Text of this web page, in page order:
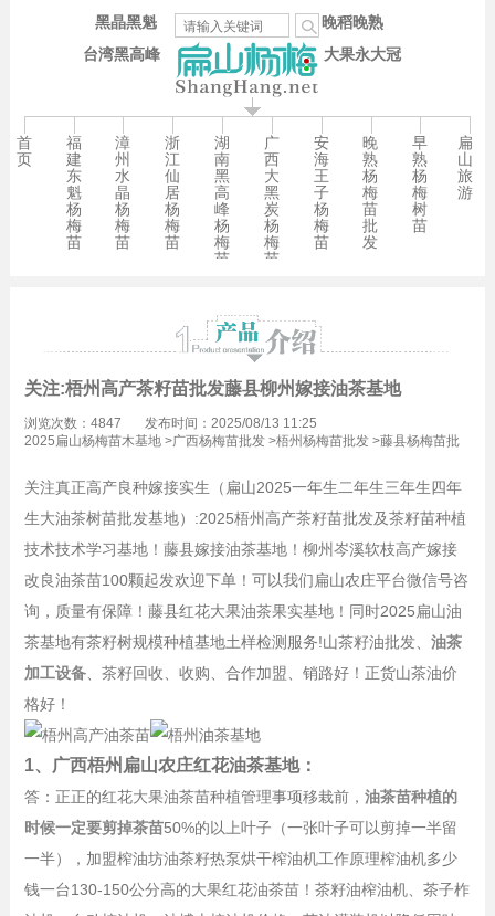
台湾黑高峰
晚稻晚熟
大果永大冠
黑晶黑魁
首
页
福
建
东
魁
杨
梅
苗
漳
州
水
晶
杨
梅
苗
浙
江
仙
居
杨
梅
苗
湖
南
黑
高
峰
杨
梅
苗
广
西
大
黑
炭
杨
梅
苗
安
海
王
子
杨
梅
苗
晚
熟
杨
梅
苗
批
发
早
熟
杨
梅
树
苗
扁
山
旅
游
关注:梧州高产茶籽苗批发藤县柳州嫁接油茶基地
浏览次数：4847
发布时间：2025/08/13 11:25
2025扁山杨梅苗木基地>广西杨梅苗批发>梧州杨梅苗批发>藤县杨梅苗批
关注真正高产良种嫁接实生（扁山2025一年生二年生三年生四年
生大油茶树苗批发基地）:2025梧州高产茶籽苗批发及茶籽苗种植
技术技术学习基地！藤县嫁接油茶基地！柳州岑溪软枝高产嫁接
改良油茶苗100颗起发欢迎下单！可以我们扁山农庄平台微信号咨
询，质量有保障！藤县红花大果油茶果实基地！同时2025扁山油
茶基地有茶籽树规模种植基地土样检测服务!山茶籽油批发、 油茶
加工设备、茶籽回收、收购、合作加盟、销路好！正货山茶油价
格好！
1、广西梧州扁山农庄红花油茶基地：
答：正正的红花大果油茶苗种植管理事项移栽前， 油茶苗种植的
时候一定要剪掉茶苗50%的以上叶子（一张叶子可以剪掉一半留
一半），加盟榨油坊油茶籽热泵烘干榨油机工作原理榨油机多少
钱一台130-150公分高的大果红花油茶苗！茶籽油榨油机、茶子柞